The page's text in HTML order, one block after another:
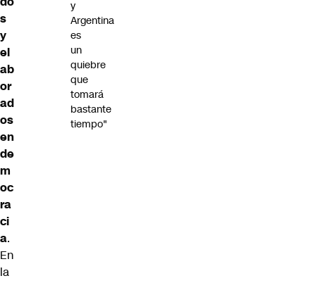
s
y
el
ab
or
ad
os
en
de
m
oc
ra
ci
a.
En
la
y
Argentina
es
un
quiebre
que
tomará
bastante
tiempo"